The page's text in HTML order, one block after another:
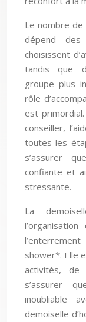
Le nombre
dépend
choisissent
tandis que
groupe plus
rôle
est
conseiller,
toutes les
s’assurer
confiante et
stressante.
La
shower*. Elle
activités,
s’assurer
inoubliable
demoiselle